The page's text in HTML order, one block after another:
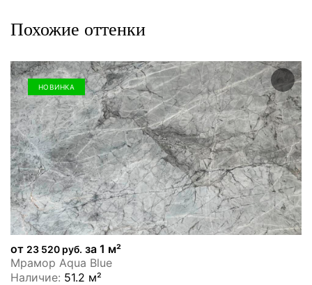
Похожие оттенки
НОВИНКА
от 23 520 руб. за 1 м²
Мрамор Aqua Blue
Наличие: 51.2 м²